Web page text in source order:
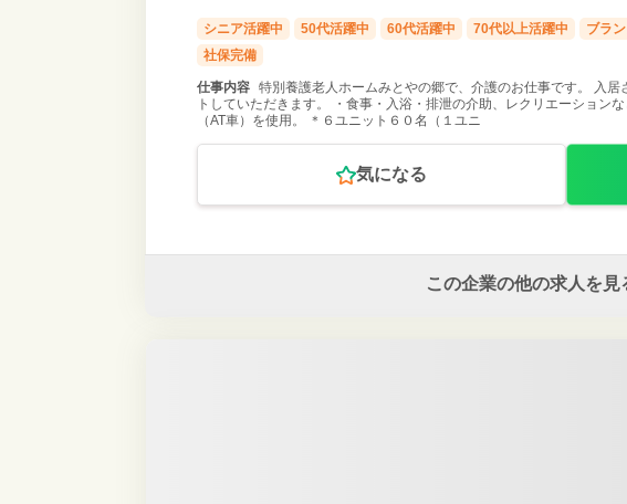
シニア活躍中 50代活躍中 60代活躍中 70代以上活躍中 ブラ
社保完備
仕事内容
特別養護老人ホームみとやの郷で、介護のお仕事です。 入
トしていただきます。 ・食事・入浴・排泄の介助、レクリエーション
（AT車）を使用。 ＊６ユニット６０名（１ユニ
気になる
この企業の他の求人を見